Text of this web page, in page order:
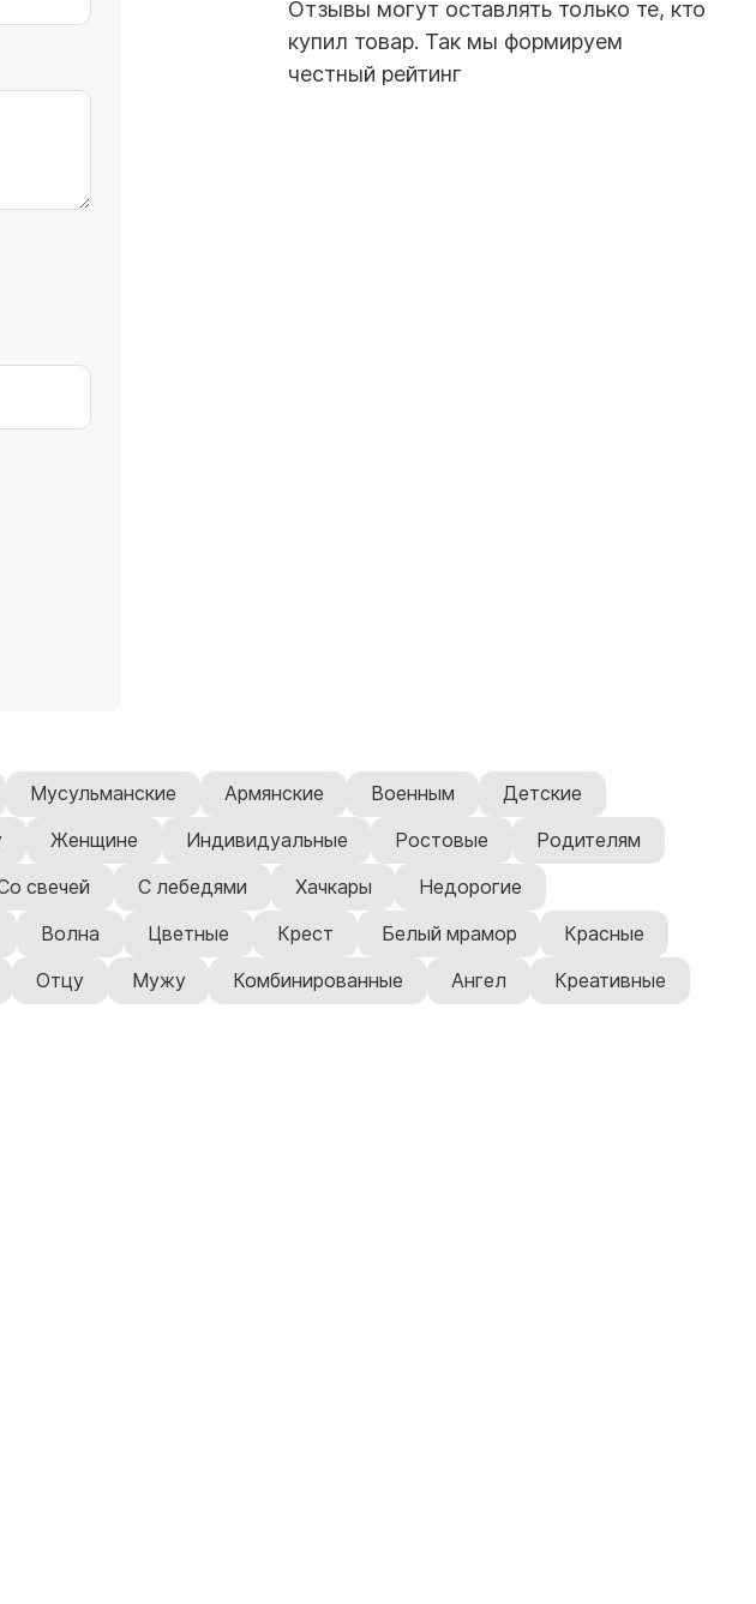
Отзывы могут оставлять только те, кто
купил товар. Так мы формируем
честный рейтинг
Мусульманские Армянские Военным Детские
Женщине Индивидуальные Ростовые Родителям
свечей С лебедями Хачкары Недорогие
Волна Цветные Крест Белый мрамор Красные
Отцу Мужу Комбинированные Ангел Креативные